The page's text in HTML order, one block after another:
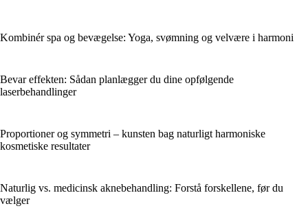
Kombinér spa og bevægelse: Yoga, svømning og velvære i harmoni
Bevar effekten: Sådan planlægger du dine opfølgende
laserbehandlinger
Proportioner og symmetri – kunsten bag naturligt harmoniske
kosmetiske resultater
Naturlig vs. medicinsk aknebehandling: Forstå forskellene, før du
vælger